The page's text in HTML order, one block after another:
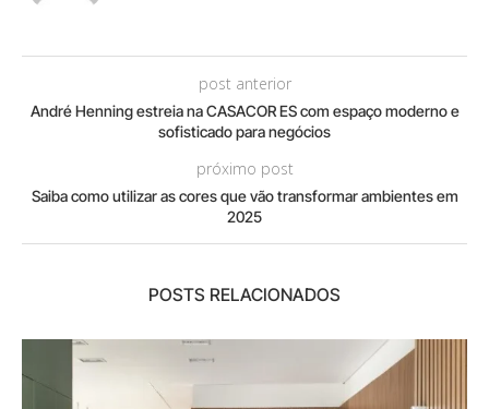
post anterior
André Henning estreia na CASACOR ES com espaço moderno e
sofisticado para negócios
próximo post
Saiba como utilizar as cores que vão transformar ambientes em
2025
POSTS RELACIONADOS